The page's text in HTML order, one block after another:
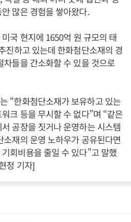
많은 경험을 쌓아왔다.
국 현지에 1650억 원 규모의 태
진하고 있는데 한화첨단소재의 경
차들을 간소화할 수 있을 것으로
“한화첨단소재가 보유하고 있는
크 등을 무시할 수 없다”며 “같은
공장을 짓거나 운영하는 시스템
소재의 운영 노하우가 공유된다면
회비용을 줄일 수 있다”고 말했
정 기자]